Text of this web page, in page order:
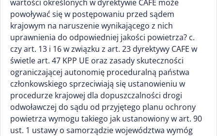
wartości określonych w dyrektywie CAFE może
powoływać się w postępowaniu przed sądem
krajowym na naruszenie wynikającego z nich
uprawnienia do odpowiedniej jakości powietrza? c.
czy art. 13 i 16 w związku z art. 23 dyrektywy CAFE w
świetle art. 47 KPP UE oraz zasady skuteczności
ograniczającej autonomię proceduralną państwa
członkowskiego sprzeciwiają się ustanowieniu w
procedurze krajowej dla dopuszczalności drogi
odwoławczej do sądu od przyjętego planu ochrony
powietrza wymogu takiego jak ustanowiony w art. 90
ust. 1 ustawy o samorządzie województwa wymóg